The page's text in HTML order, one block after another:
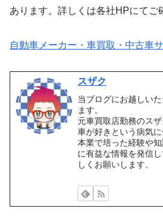
あります。詳しくは各社HPにてご
自動車メーカー・車買取・中古車
スザク
当ブログにお越しい
ます。
元車買取店勤務のスザ
車が好きという病気に
本業で培った経験や
に有益な情報を発信
しくお願いします。